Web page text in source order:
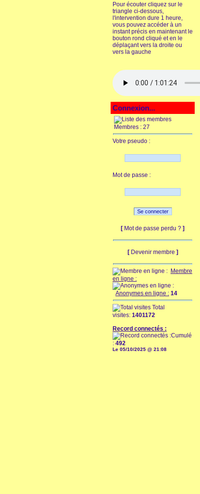
Pour écouter cliquez sur le
triangle ci-dessous,
l'intervention dure 1 heure,
vous pouvez accéder à un
instant précis en maintenant le
bouton rond cliqué et en le
déplaçant vers la droite ou
vers la gauche
Connexion...
Membres : 27
Votre pseudo :
Mot de passe :
[ Mot de passe perdu ? ]
[ Devenir membre ]
Membre
en ligne :
Anonymes en ligne : 14
Total
visites: 1401172
Record connectés :
Cumulé
: 492
Le 05/10/2025 @ 21:08